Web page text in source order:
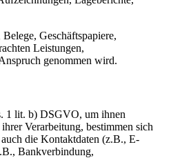
Geschäftspapiere,
Leistungen,
genommen wird.
1 lit. b) DSGVO, um ihnen
Verarbeitung, bestimmen sich
die Kontaktdaten (z.B., E-
Bankverbindung,